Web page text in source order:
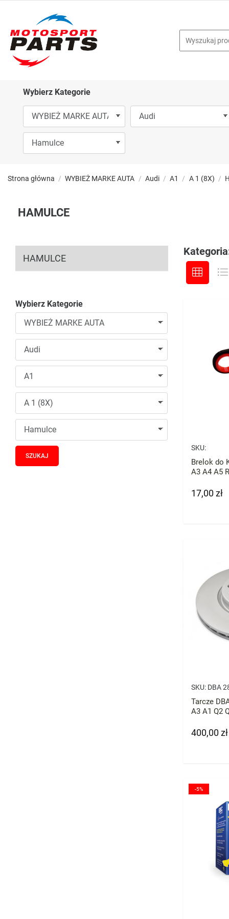
Wybierz Kategorie
Strona główna WYBIEŻ MARKE AUTA Audi A1 A 1 (8X)
HAMULCE
HAMULCE
Wybierz Kategorie
SKU:
Brelok do
A3 A4 A5
Cena
17,00 zł
SKU: DBA
Tarcze DBA
A3 A1 Q2
Cena
400,00 zł
-5%